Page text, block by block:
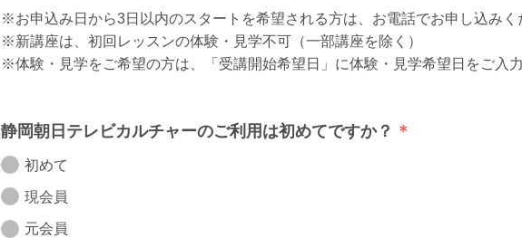
※お申込み日から3日以内のスタートを希望される方は、お電話でお申し込みく
※新講座は、初回レッスンの体験・見学不可（一部講座を除く）
※体験・見学をご希望の方は、「受講開始希望日」に体験・見学希望日をご入力
静岡朝日テレビカルチャーのご利用は初めてですか？
初めて
現会員
元会員